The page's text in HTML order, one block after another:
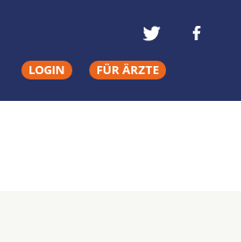
LOGIN FÜR ÄRZTE